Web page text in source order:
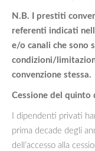
N.B. I prestiti
referenti indicati
e/o canali che sono
condizioni/
convenzione stessa.
Cessione del quinto
I dipendenti privati
prima decade degli
dell’accesso alla